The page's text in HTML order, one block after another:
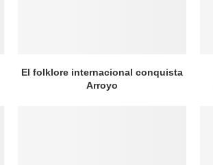
El folklore internacional conquista
Arroyo